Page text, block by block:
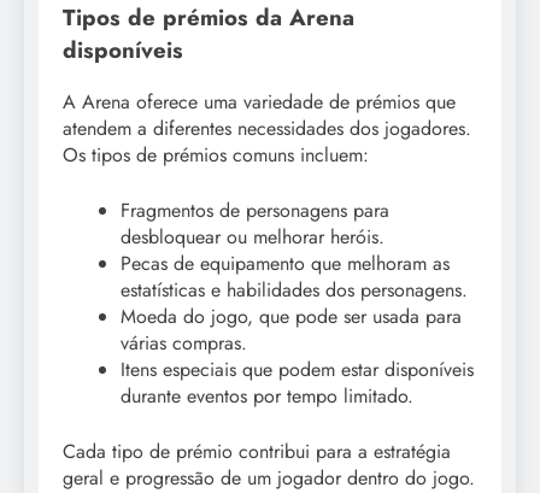
Tipos de prémios da Arena
disponíveis
A Arena oferece uma variedade de prémios que
atendem a diferentes necessidades dos jogadores.
Os tipos de prémios comuns incluem:
Fragmentos de personagens para
desbloquear ou melhorar heróis.
Pecas de equipamento que melhoram as
estatísticas e habilidades dos personagens.
Moeda do jogo, que pode ser usada para
várias compras.
Itens especiais que podem estar disponíveis
durante eventos por tempo limitado.
Cada tipo de prémio contribui para a estratégia
geral e progressão de um jogador dentro do jogo.